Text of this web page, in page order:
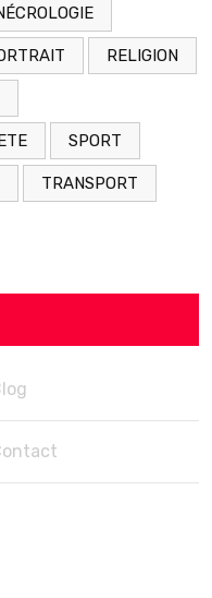
RELIGION
SPORT
TRANSPORT